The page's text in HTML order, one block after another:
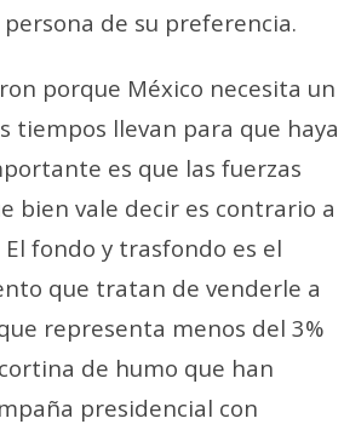
de su preferencia.
porque México necesita un
tiempos llevan para que haya
es que las fuerzas
bien vale decir es contrario a
fondo y trasfondo es el
que tratan de venderle a
representa menos del 3%
de humo que han
presidencial con